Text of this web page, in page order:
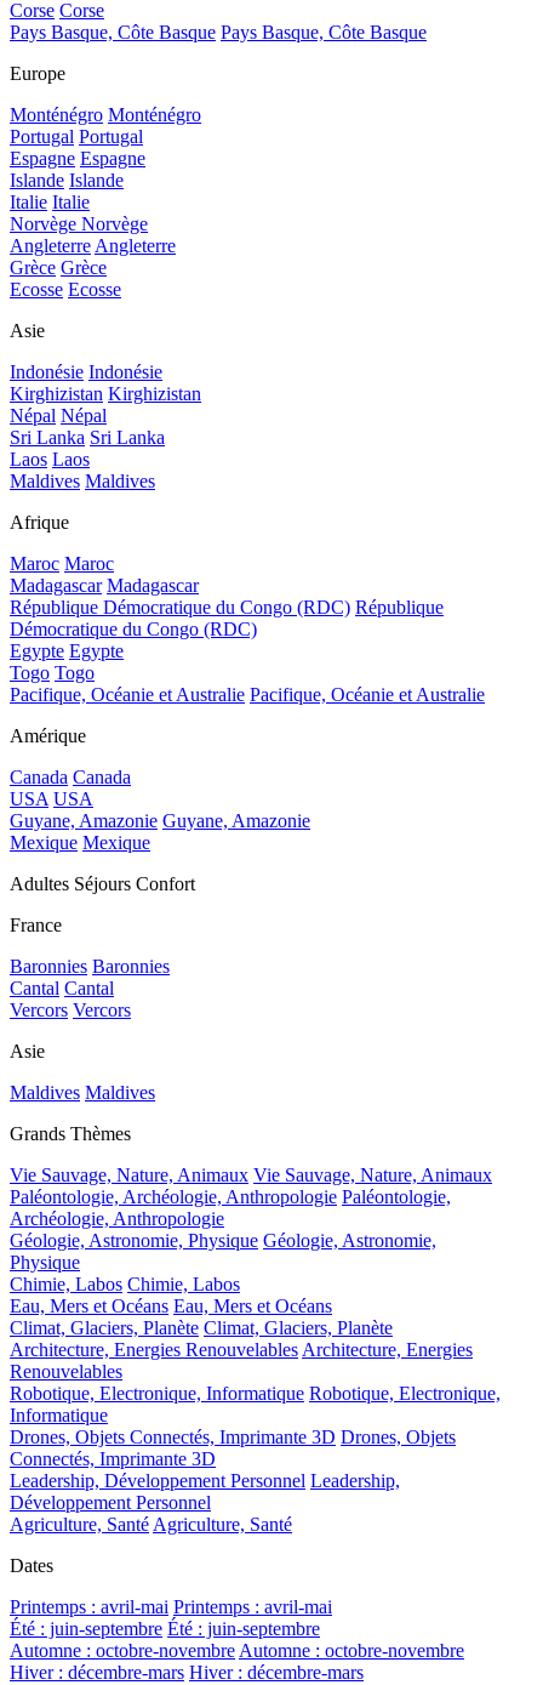
Corse Corse
Pays Basque, Côte Basque Pays Basque, Côte Basque
Europe
Monténégro Monténégro
Portugal Portugal
Espagne Espagne
Islande Islande
Italie Italie
Norvège Norvège
AngleterreAngleterre
Grèce Grèce
Ecosse Ecosse
Asie
Indonésie Indonésie
Kirghizistan Kirghizistan
Népal Népal
Sri Lanka Sri Lanka
Laos Laos
Maldives Maldives
Afrique
Maroc Maroc
Madagascar Madagascar
République Démocratique du Congo (RDC) République
Démocratique du Congo (RDC)
Egypte Egypte
Togo Togo
Pacifique, Océanie et Australie Pacifique, Océanie et Australie
Amérique
Canada Canada
USA USA
Guyane, Amazonie Guyane, Amazonie
Mexique Mexique
Adultes Séjours Confort
France
Baronnies Baronnies
Cantal Cantal
Vercors Vercors
Asie
Maldives Maldives
Grands Thèmes
Vie Sauvage, Nature, Animaux Vie Sauvage, Nature, Animaux
Paléontologie, Archéologie, Anthropologie Paléontologie,
Archéologie, Anthropologie
Géologie, Astronomie, Physique Géologie, Astronomie,
Physique
Chimie, Labos Chimie, Labos
Eau, Mers et Océans Eau, Mers et Océans
Climat, Glaciers, Planète Climat, Glaciers, Planète
Architecture, Energies RenouvelablesArchitecture, Energies
Renouvelables
Robotique, Electronique, Informatique Robotique, Electronique,
Informatique
Drones, Objets Connectés, Imprimante 3D Drones, Objets
Connectés, Imprimante 3D
Leadership, Développement Personnel Leadership,
Développement Personnel
Agriculture, SantéAgriculture, Santé
Dates
Printemps : avril-mai Printemps : avril-mai
Été : juin-septembre Été : juin-septembre
Automne : octobre-novembreAutomne : octobre-novembre
Hiver : décembre-mars Hiver : décembre-mars